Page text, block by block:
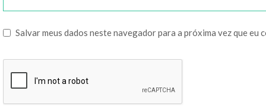
Salvar meus dados neste navegador para a próxima vez que eu